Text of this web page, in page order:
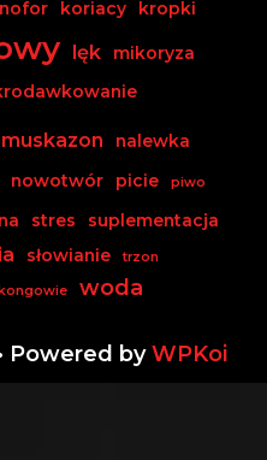
koriacy kropki
lęk
mikoryza
muskazon nalewka
nowotwór picie piwo
stres suplementacja
słowianie trzon
woda
Powered byWPKoi